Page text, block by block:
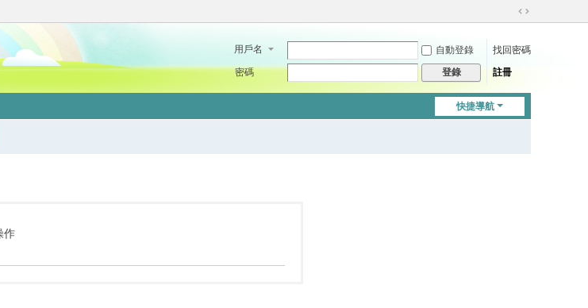
切
到
用戶名 自動登錄
找回密碼
密碼
登錄 註冊
快捷導航
作